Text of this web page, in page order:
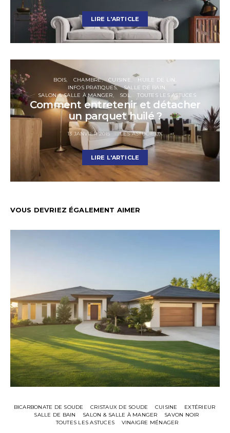
LIRE L'ARTICLE
BOIS CHAMBRE CUISINE
HUILE DE LIN
INFOS PRATIQUES
SALLE DE BAIN
SALON & SALLE À MANGER
SOL TOUTES LES ASTUCES
Comment entretenir et détacher
un parquet huilé ?
13 JANVIER 2015 LES ASTUCIEUX
LIRE L'ARTICLE
VOUS DEVRIEZ ÉGALEMENT AIMER
BICARBONATE DE SOUDE CRISTAUX DE SOUDE CUISINE
EXTÉRIEUR
SALLE DE BAIN
SALON & SALLE À MANGER
SAVON NOIR
TOUTES LES ASTUCES
VINAIGRE MÉNAGER